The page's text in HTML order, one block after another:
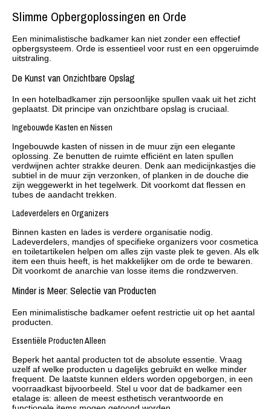
Slimme Opbergoplossingen en Orde
Een minimalistische badkamer kan niet zonder een effectief
opbergsysteem. Orde is essentieel voor rust en een opgeruimde
uitstraling.
De Kunst van Onzichtbare Opslag
In een hotelbadkamer zijn persoonlijke spullen vaak uit het zicht
geplaatst. Dit principe van onzichtbare opslag is cruciaal.
Ingebouwde Kasten en Nissen
Ingebouwde kasten of nissen in de muur zijn een elegante
oplossing. Ze benutten de ruimte efficiënt en laten spullen
verdwijnen achter strakke deuren. Denk aan medicijnkastjes die
subtiel in de muur zijn verzonken, of planken in de douche die
zijn weggewerkt in het tegelwerk. Dit voorkomt dat flessen en
tubes de aandacht trekken.
Ladeverdelers en Organizers
Binnen kasten en lades is verdere organisatie nodig.
Ladeverdelers, mandjes of specifieke organizers voor cosmetica
en toiletartikelen helpen om alles zijn vaste plek te geven. Als elk
item een thuis heeft, is het makkelijker om de orde te bewaren.
Dit voorkomt de anarchie van losse items die rondzwerven.
Minder is Meer: Selectie van Producten
Een minimalistische badkamer oefent restrictie uit op het aantal
producten.
Essentiële Producten Alleen
Beperk het aantal producten tot de absolute essentie. Vraag
uzelf af welke producten u dagelijks gebruikt en welke minder
frequent. De laatste kunnen elders worden opgeborgen, in een
voorraadkast bijvoorbeeld. Stel u voor dat de badkamer een
etalage is: alleen de meest esthetisch verantwoorde en